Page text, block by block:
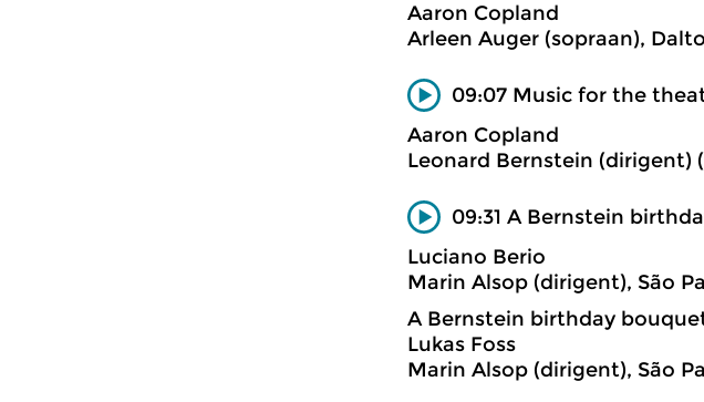
Aaron Copland
Arleen Auger (sopraan),
09:07 Music for the
Aaron Copland
Leonard Bernstein (dirigent)
09:31 A Bernstein
Luciano Berio
Marin Alsop (dirigent), São
A Bernstein birthday
Lukas Foss
Marin Alsop (dirigent), São